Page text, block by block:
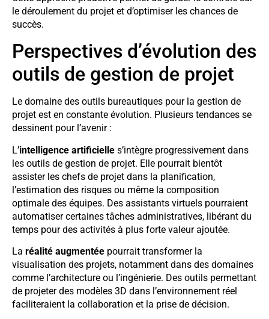
le déroulement du projet et d’optimiser les chances de
succès.
Perspectives d’évolution des
outils de gestion de projet
Le domaine des outils bureautiques pour la gestion de
projet est en constante évolution. Plusieurs tendances se
dessinent pour l’avenir :
L’intelligence artificielle s’intègre progressivement dans
les outils de gestion de projet. Elle pourrait bientôt
assister les chefs de projet dans la planification,
l’estimation des risques ou même la composition
optimale des équipes. Des assistants virtuels pourraient
automatiser certaines tâches administratives, libérant du
temps pour des activités à plus forte valeur ajoutée.
La réalité augmentée pourrait transformer la
visualisation des projets, notamment dans des domaines
comme l’architecture ou l’ingénierie. Des outils permettant
de projeter des modèles 3D dans l’environnement réel
faciliteraient la collaboration et la prise de décision.